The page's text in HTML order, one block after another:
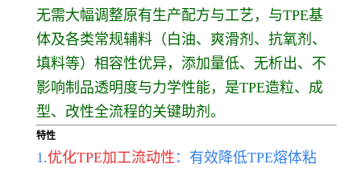
无需大幅调整原有生产配方与工艺，与TPE基
体及各类常规辅料（白油、爽滑剂、抗氧剂、
填料等）相容性优异，添加量低、无析出、不
影响制品透明度与力学性能，是TPE造粒、成
型、改性全流程的关键助剂。
特性
1.优化TPE加工流动性 ：有效降低TPE熔体粘